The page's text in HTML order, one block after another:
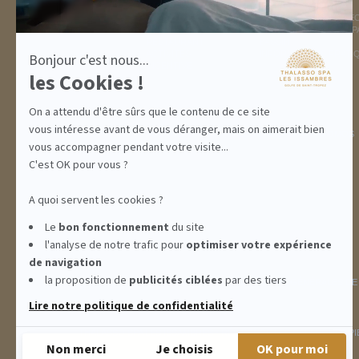
Bonjour c'est nous...
les Cookies !
On a attendu d'être sûrs que le contenu de ce site
vous intéresse avant de vous déranger, mais on aimerait bien
vous accompagner pendant votre visite...
C'est OK pour vous ?
A quoi servent les cookies ?
Le bon fonctionnement du site
l'analyse de notre trafic pour optimiservotre expérience
de navigation
la proposition de publicités ciblées par des tiers
Lire notre politique de confidentialité
Non merci Je choisis OK pour moi
DESTINATION
GOLFE DE ST TROPEZ
HÉBERGEMENTS
INCENTIVE
THALASSO SPA
LA THALASSO EN
CENTRE THALASSO
INFORMATIONS
ABONNEMENTS IDÉES CADEAUX PROMOS
INFORMATIONS CONDITIONS GÉNÉRALES
THALASSO SPA LES ISSAMBRES - RÉSIDENCE LES CALANQUES